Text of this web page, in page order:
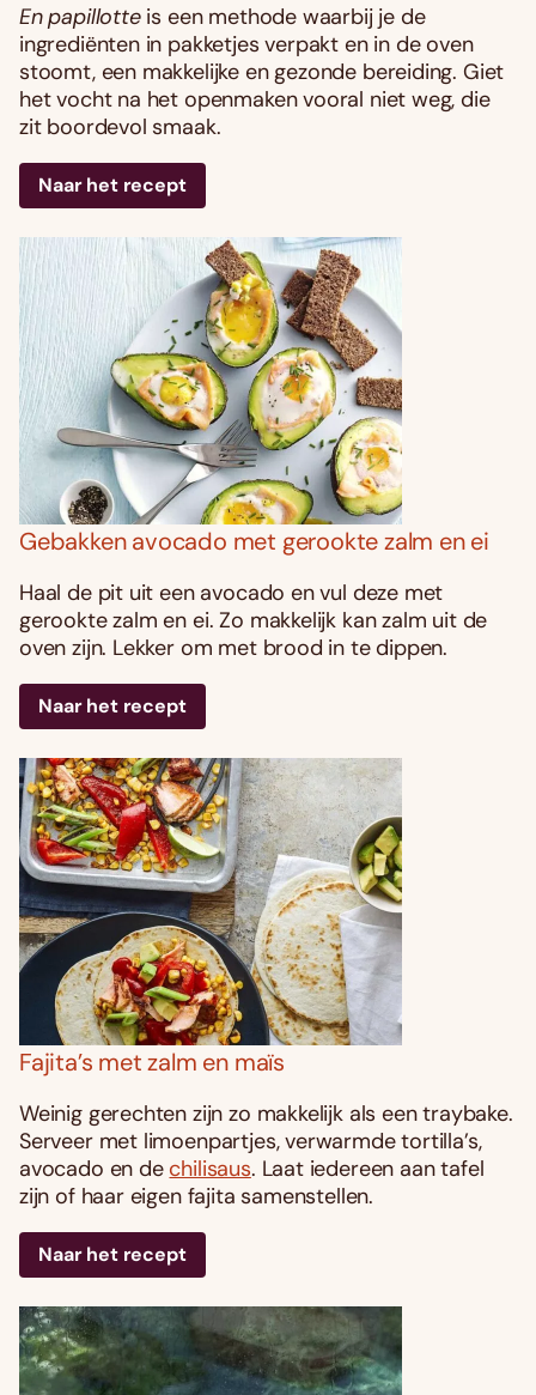
En papillotteis een methode waarbij je de
ingrediënten in pakketjes verpakt en in de oven
stoomt, een makkelijke en gezonde bereiding. Giet
het vocht na het openmaken vooral niet weg, die
zit boordevol smaak.
Naar het recept
Gebakken avocado met gerookte zalm en ei
Haal de pit uit een avocado en vul deze met
gerookte zalm en ei. Zo makkelijk kan zalm uit de
oven zijn. Lekker om met brood in te dippen.
Naar het recept
Fajita’s met zalm en maïs
Weinig gerechten zijn zo makkelijk als een traybake.
Serveer met limoenpartjes, verwarmde tortilla’s,
avocado en de chilisaus. Laat iedereen aan tafel
zijn of haar eigen fajita samenstellen.
Naar het recept